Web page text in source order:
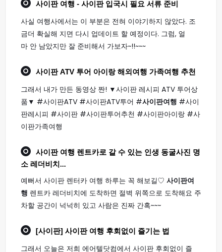
사이판 여행 - 사이판 입국시 필요 서류 준비
사실 여행사에서는 이 부분은 전혀 이야기하지 않았다. 조
금더 확실해 지면 다시 업데이트 할 예정이다. 그럼, 얼
마 안 남았지만 잘 준비해서 가보자~!!~~~
사이판ATV 투어 아이랑 해외 여행 가족여행 추천
그래서 내가 만든 동영상 짠! ▼사이판 레시피 ATV 투어상
품▼ #사이판ATV #사이판ATV투어 #사이판여행 #사이
판레시피 #사이판 #사이판투어추천 #사이판아이랑 #사
이판가족여행
사이판 여행 렌트카로 갈 수 있는 인생 동굴사진 명
소 레더비치...
예뻐서 사이판 렌터카 여행 하루는 꼭 해보길♡ 사이판여
행 렌트카 레더비치에 도착하면 절벽 위쪽으로 도착해요 주
차할 공간이 넉넉히 있고 사람은 진짜 간혹~~~
[사이판] 사이판 여행 후회없이 즐기는 법
그래서 오늘은 저희 에어텔닷컴에서 사이판 후회없이 즐